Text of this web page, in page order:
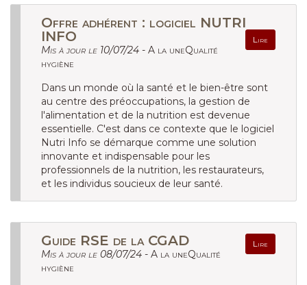
Offre adhérent : logiciel NUTRI
INFO
Lire
Mis à jour le 10/07/24 - A la uneQualité
hygiène
Dans un monde où la santé et le bien-être sont
au centre des préoccupations, la gestion de
l'alimentation et de la nutrition est devenue
essentielle. C'est dans ce contexte que le logiciel
Nutri Info se démarque comme une solution
innovante et indispensable pour les
professionnels de la nutrition, les restaurateurs,
et les individus soucieux de leur santé.
Guide RSE de la CGAD Lire
Mis à jour le 08/07/24 - A la uneQualité
hygiène